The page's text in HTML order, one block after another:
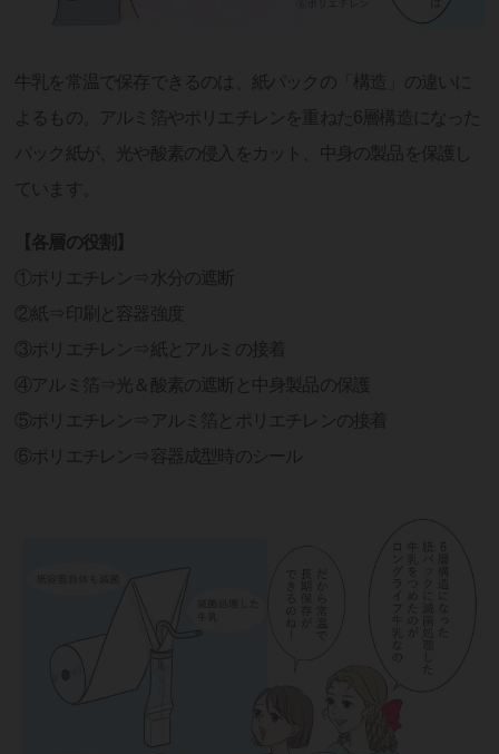
牛乳を常温で保存できるのは、紙パックの「構造」の違いに
よるもの。アルミ箔やポリエチレンを重ねた6層構造になった
パック紙が、光や酸素の侵入をカット、中身の製品を保護し
ています。
【各層の役割】
①ポリエチレン⇒水分の遮断
②紙⇒印刷と容器強度
③ポリエチレン⇒紙とアルミの接着
④アルミ箔⇒光＆酸素の遮断と中身製品の保護
⑤ポリエチレン⇒アルミ箔とポリエチレンの接着
⑥ポリエチレン⇒容器成型時のシール